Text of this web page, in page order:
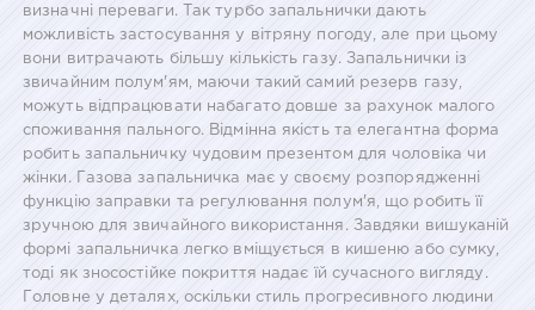
визначні переваги. Так турбо запальнички дають
можливість застосування у вітряну погоду, але при цьому
вони витрачають більшу кількість газу. Запальнички із
звичайним полум'ям, маючи такий самий резерв газу,
можуть відпрацювати набагато довше за рахунок малого
споживання пального. Відмінна якість та елегантна форма
робить запальничку чудовим презентом для чоловіка чи
жінки. Газова запальничка має у своєму розпорядженні
функцію заправки та регулювання полум'я, що робить її
зручною для звичайного використання. Завдяки вишуканій
формі запальничка легко вміщується в кишеню або сумку,
тоді як зносостійке покриття надає їй сучасного вигляду.
Головне у деталях, оскільки стиль прогресивного людини